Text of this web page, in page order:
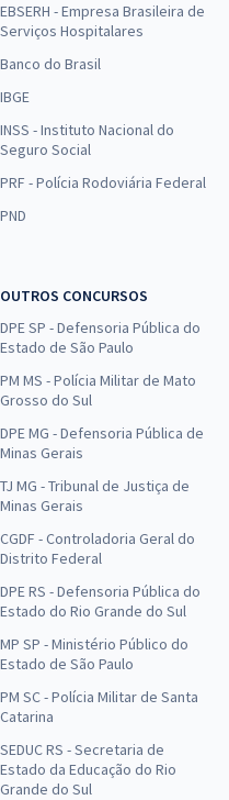
EBSERH - Empresa Brasileira de
Serviços Hospitalares
Banco do Brasil
IBGE
INSS - Instituto Nacional do
Seguro Social
PRF - Polícia Rodoviária Federal
PND
OUTROS CONCURSOS
DPE SP - Defensoria Pública do
Estado de São Paulo
PM MS - Polícia Militar de Mato
Grosso do Sul
DPE MG - Defensoria Pública de
Minas Gerais
TJ MG - Tribunal de Justiça de
Minas Gerais
CGDF - Controladoria Geral do
Distrito Federal
DPE RS - Defensoria Pública do
Estado do Rio Grande do Sul
MP SP - Ministério Público do
Estado de São Paulo
PM SC - Polícia Militar de Santa
Catarina
SEDUC RS - Secretaria de
Estado da Educação do Rio
Grande do Sul